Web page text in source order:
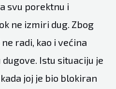
svu porektnu i
ne izmiri dug. Zbog
radi, kao i većina
Istu situaciju je
joj je bio blokiran